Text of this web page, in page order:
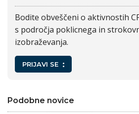
Bodite obveščeni o aktivnostih
s področja poklicnega in
izobraževanja.
PRIJAVI SE
Podobne novice